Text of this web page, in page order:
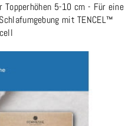
Topperhöhen 5-10 cm - Für eine
mit TENCEL™